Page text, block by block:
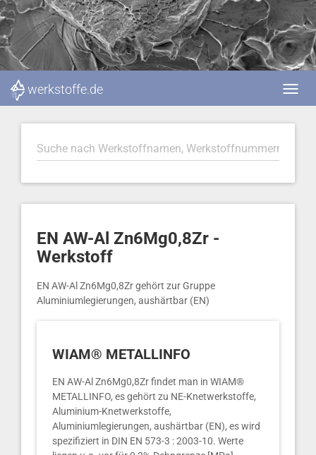
werkstoffe.de
EN AW-Al Zn6Mg0,8Zr -
Werkstoff
EN AW-Al Zn6Mg0,8Zr gehört zur Gruppe
Aluminiumlegierungen, aushärtbar (EN)
WIAM® METALLINFO
EN AW-Al Zn6Mg0,8Zr findet man in WIAM®
METALLINFO, es gehört zu NE-Knetwerkstoffe,
Aluminium-Knetwerkstoffe,
Aluminiumlegierungen, aushärtbar (EN), es wird
spezifiziert in DIN EN 573-3 : 2003-10. Werte